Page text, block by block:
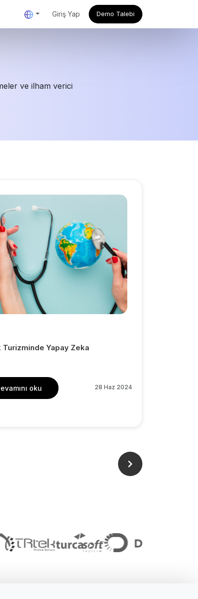
Giriş Yap Demo Talebi
ve ilham verici
Turizminde Yapay Zeka
oku 28 Haz 2024